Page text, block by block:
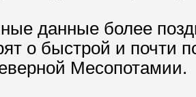
данные более
о быстрой и почти
Месопотамии.